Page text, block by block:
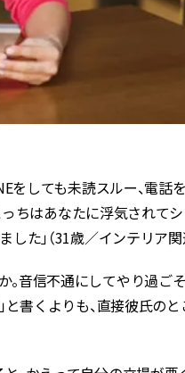
をしても未読スルー、電話
ちはあなたに浮気されて
た」（31歳／インテリア関
音信不通にしてやり過ご
書くよりも、直接彼氏の